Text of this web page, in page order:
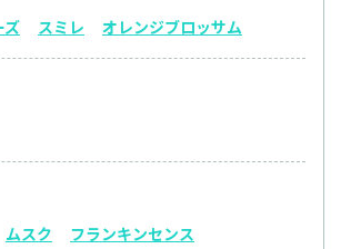
ズ スミレ オレンジブロッサム
ムスク フランキンセンス